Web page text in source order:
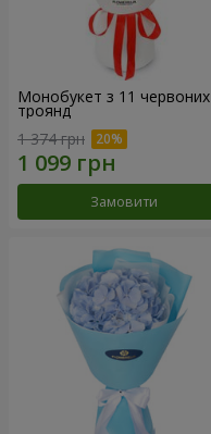
Монобукет з 11 червоних
троянд
1 374 грн
Замовити